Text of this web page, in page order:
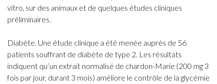
vitro, sur des animaux et de quelques études cliniques
préliminaires.
Diabète. Une étude clinique a été menée auprès de 56
patients souffrant de diabète de type 2. Les résultats
indiquent qu’un extrait normalisé de chardon-Marie (200 mg 3
fois par jour, durant 3 mois) améliore le contrôle de la glycémie